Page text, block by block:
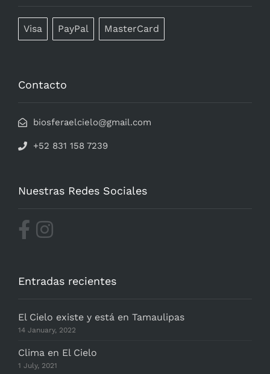
Visa PayPal MasterCard
Contacto
biosferaelcielo@gmail.com
+52 831 158 7239
Nuestras Redes Sociales
Entradas recientes
El Cielo existe y está en Tamaulipas
14 January, 2022
Clima en El Cielo
1 July, 2021